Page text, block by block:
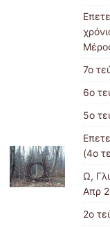
7o
6ο
5ο
(4ο
Ω,
Απρ
2o